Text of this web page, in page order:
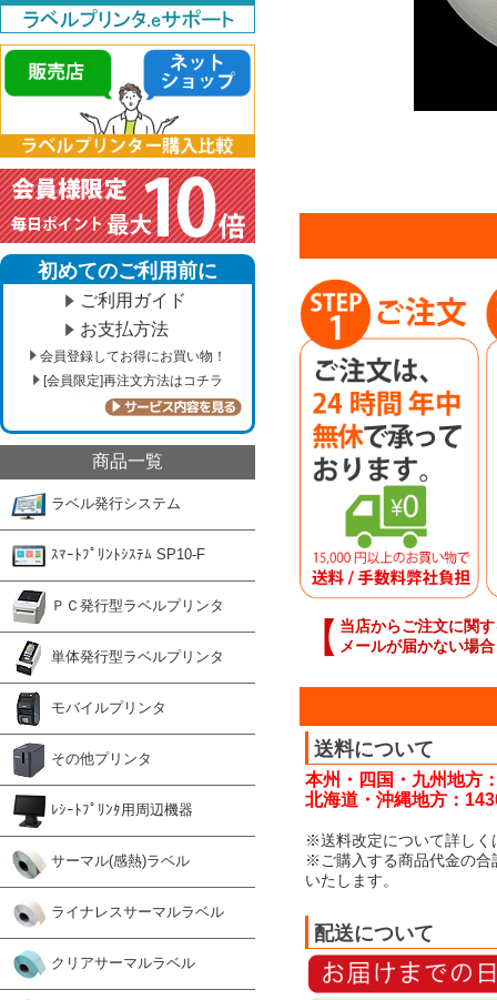
初めてのご利用前に
ご利用ガイド
お支払方法
会員登録してお得にお買い物！
[会員限定]再注文方法はコチラ
商品一覧
ラベル発行システム
ｽﾏｰﾄﾌﾟﾘﾝﾄｼｽﾃﾑ SP10-F
ＰＣ発行型ラベルプリンタ
単体発行型ラベルプリンタ
モバイルプリンタ
その他プリンタ
ﾚｼｰﾄﾌﾟﾘﾝﾀ用周辺機器
サーマル(感熱)ラベル
ライナレスサーマルラベル
クリアサーマルラベル
【 当店からご注文に関
メールが届かない場合
送料について
本州・四国・九州地方
北海道・沖縄地方：
※送料改定について詳しく
※ご購入する商品代金の合
いたします。
配送について